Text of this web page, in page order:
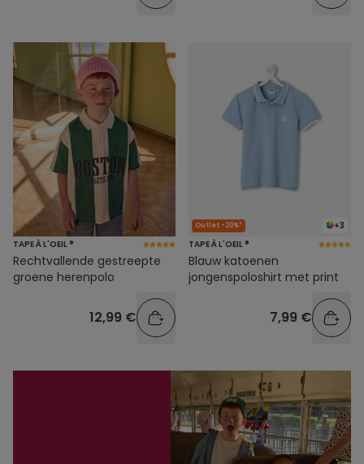
TAPE À L'OEIL ®
Rechtvallende gestreepte
groene herenpolo
12,99 €
+3
Outlet -20%*
TAPE À L'OEIL ®
Blauw katoenen
jongenspoloshirt met print
7,99 €